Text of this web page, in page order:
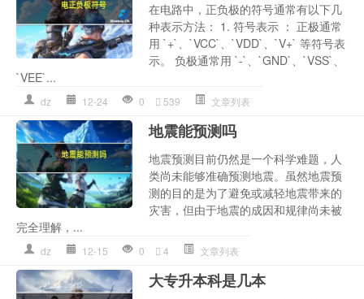
在电路中，正负极的符号通常有以下几
种表示方法： 1. 符号表示 ： 正极通常
用 `+`、`VCC`、`VDD`、`V+` 等符号表
示。 负极通常用 `-`、`GND`、`VSS`、
`VEE`...
dz 12-24 0 539 文章列表
地震能预测吗
地震预测目前仍然是一个科学难题，人
类尚未能够准确预测地震。虽然地震预
测的目的是为了避免或减轻地震带来的
灾害，但由于地震的成因和规律尚未被
完全理解，...
dz 12-15 0 4 文章列表
大专升本科是几本